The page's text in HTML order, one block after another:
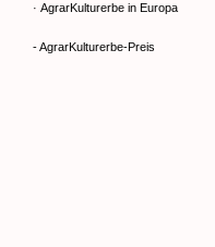
· AgrarKulturerbe in Europa
- AgrarKulturerbe-Preis